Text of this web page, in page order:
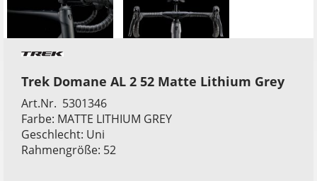
Trek Domane AL 2 52 Matte Lithium Grey
Art.Nr. 5301346
Farbe: MATTE LITHIUM GREY
Geschlecht: Uni
Rahmengröße: 52